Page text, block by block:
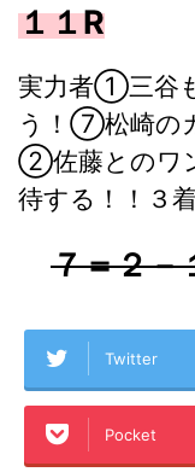
１１R
実力者①三谷
う！⑦松崎の
②佐藤とのワ
待する！！３
７＝２
Twitter
Pocket